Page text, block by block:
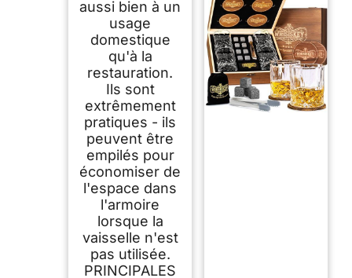
aussi bien à un
usage
domestique
qu'à la
restauration.
Ils sont
extrêmement
pratiques - ils
peuvent être
empilés pour
économiser de
l'espace dans
l'armoire
lorsque la
vaisselle n'est
pas utilisée.
PRINCIPALES